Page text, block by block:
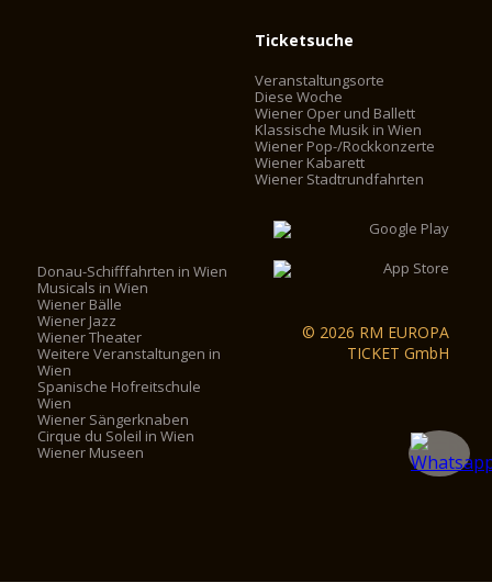
Ticketsuche
Veranstaltungsorte
Diese Woche
Wiener Oper und Ballett
Klassische Musik in Wien
Wiener Pop-/Rockkonzerte
Wiener Kabarett
Wiener Stadtrundfahrten
Donau-Schifffahrten in Wien
Musicals in Wien
Wiener Bälle
Wiener Jazz
Wiener Theater
Weitere Veranstaltungen in
Wien
Spanische Hofreitschule
Wien
Wiener Sängerknaben
Cirque du Soleil in Wien
Wiener Museen
© 2026 RM EUROPA
TICKET GmbH